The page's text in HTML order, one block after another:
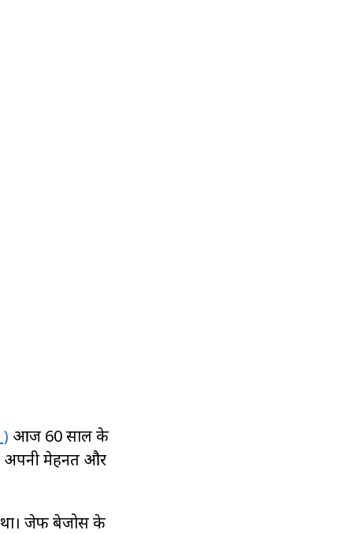
आज 60 साल के
अपनी मेहनत और
जेफ बेजोस के